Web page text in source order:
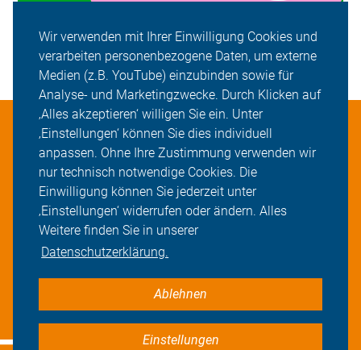
Wir verwenden mit Ihrer Einwilligung Cookies und
verarbeiten personenbezogene Daten, um externe
Medien (z.B. YouTube) einzubinden sowie für
Analyse- und Marketingzwecke. Durch Klicken auf
‚Alles akzeptieren‘ willigen Sie ein. Unter
‚Einstellungen‘ können Sie dies individuell
anpassen. Ohne Ihre Zustimmung verwenden wir
nur technisch notwendige Cookies. Die
Einwilligung können Sie jederzeit unter
‚Einstellungen‘ widerrufen oder ändern. Alles
Weitere finden Sie in unserer
Datenschutzerklärung.
Ablehnen
Einstellungen
Aktuelles
Über Uns
Mitmachen
Veranstaltungen
Cookie-Einstellungen